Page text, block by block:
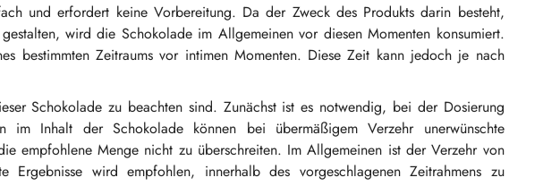
und erfordert keine Vorbereitung. Da der Zweck des Produkts darin besteht,
wird die Schokolade im Allgemeinen vor diesen Momenten konsumiert.
bestimmten Zeitraums vor intimen Momenten. Diese Zeit kann jedoch je nach
Schokolade zu beachten sind. Zunächst ist es notwendig, bei der Dosierung
im Inhalt der Schokolade können bei übermäßigem Verzehr unerwünschte
empfohlene Menge nicht zu überschreiten. Im Allgemeinen ist der Verzehr von
wird empfohlen, innerhalb des vorgeschlagenen Zeitrahmens zu